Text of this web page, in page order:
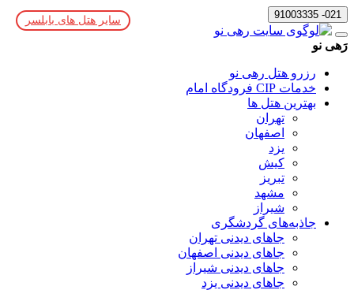
021- 91003335
رَهی نو
رزرو هتل رهی نو
خدمات CIP فرودگاه امام
بهترین هتل ها
تهران
اصفهان
یزد
کیش
تبریز
مشهد
شیراز
جاذبه‌های گردشگری
جاهای دیدنی تهران
جاهای دیدنی اصفهان
جاهای دیدنی شیراز
جاهای دیدنی یزد
سایر هتل های بابلسر